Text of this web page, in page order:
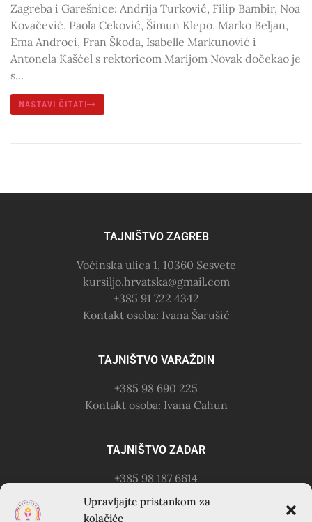
Upravljajte pristankom za
kolačiće
Zagreba i Garešnice: Andrija Turković, Filip Bambir, Noa
Kovačević, Paola Ceković, Šimun Klepo, Marko Beljan,
Ema Androci, Fran Škoda, Isabelle Markunović i
Antonela Kašćel s rektoricom Marijom Novak dočekao je
s...
NASTAVI ČITATI
TAJNIŠTVO ZAGREB
Voćinska ulica 1, 10360 Sesvete
kursiljo.hrvatska@gmail.com
+385 91 722 4342
Kontakt osoba: Ivana Šarušić
TAJNIŠTVO VARAŽDIN
+385 98 690 225
Kontakt osoba: Ivana Cahun
TAJNIŠTVO ZADAR
+385 98 187 6614
Kontakt osoba: Ružica Anušić
– zvati utorkom 18-21h